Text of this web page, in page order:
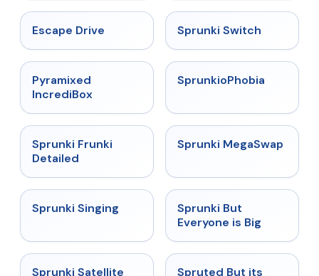
Escape Drive ★
Sprunki Switch
Pyramixed
IncrediBox
★
SprunkioPhobia
★
Sprunki Frunki
Detailed
★ 4.5
Sprunki MegaSwap
★
Sprunki Singing
Sprunki But
Everyone is Big
★ 4.4
Sprunki Satellite ★
Spruted But its